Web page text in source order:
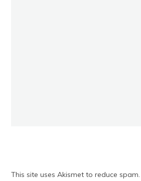
This site uses Akismet to reduce